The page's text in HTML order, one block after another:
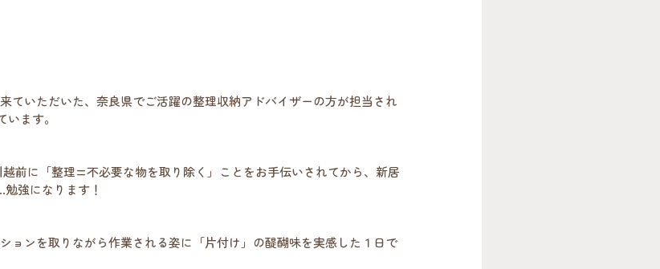
ていただいた、奈良県でご活躍の整理収納アドバイザーの方が担当され
ます。
前に「整理=不必要な物を取り除く」ことをお手伝いされてから、新居
強になります！
ョンを取りながら作業される姿に「片付け」の醍醐味を実感した１日で